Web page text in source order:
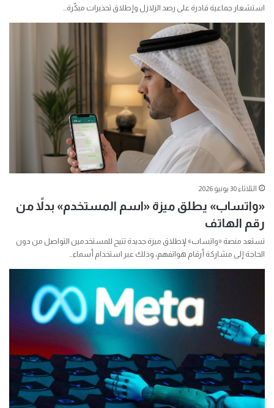
استشعار جماعية قادرة على رصد الزلازل وإطلاق تحذيرات مبكّرة…
الثلاثاء 30 يونيو 2026
«واتساب» يطلق ميزة «اسم المستخدم» بدلاً من
رقم الهاتف
تستعد منصة «واتساب» لإطلاق ميزة جديدة تتيح للمستخدمين التواصل من دون
الحاجة إلى مشاركة أرقام هواتفهم، وذلك عبر استخدام أسماء…